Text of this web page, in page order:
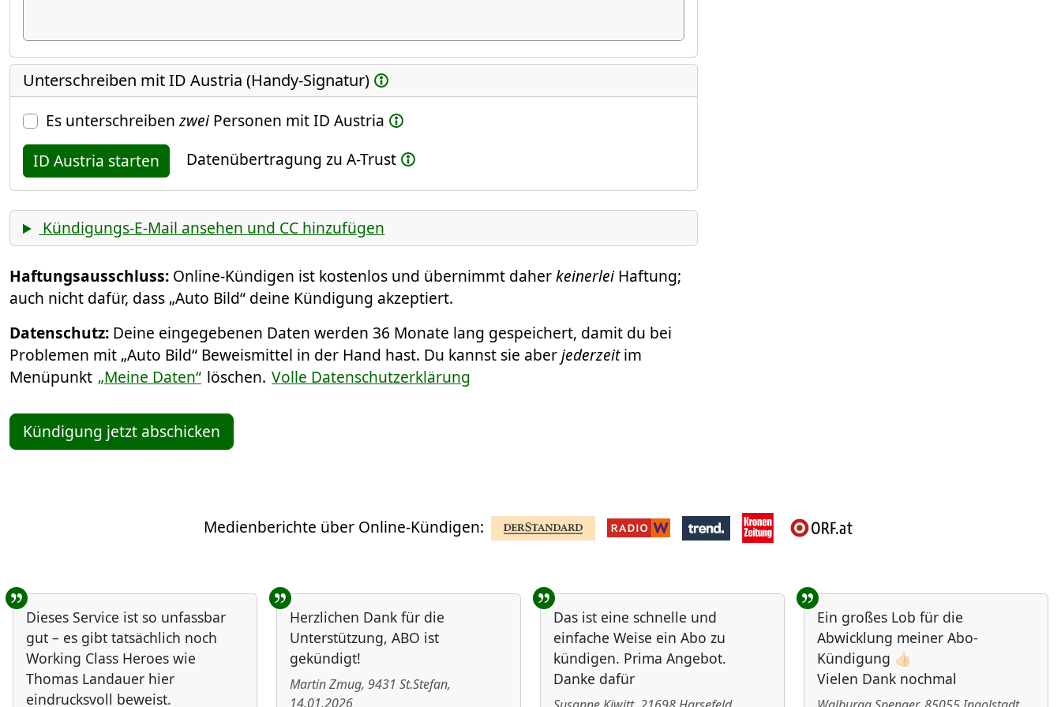
Unterschreiben mit ID Austria (Handy-Signatur)
Es unterschreibenzweiPersonen mit ID Austria
ID Austria starten
Datenübertragung zu A-Trust
Kündigungs-E-Mail ansehen und CC hinzufügen
Haftungsausschluss: Online-Kündigen ist kostenlos und übernimmt daherkeinerlei Haftung;
auch nicht dafür, dass „Auto Bild“ deine Kündigung akzeptiert.
Datenschutz: Deine eingegebenen Daten werden 36 Monate lang gespeichert, damit du bei
Problemen mit „Auto Bild“ Beweismittel in der Hand hast. Du kannst sie aberjederzeitim
Menüpunkt „Meine Daten“ löschen. Volle Datenschutzerklärung
Kündigung jetzt abschicken
Medienberichte über Online-Kündigen:
Benutzer-Rückmeldungen
Dieses Service ist so unfassbar
gut – es gibt tatsächlich noch
Working Class Heroes wie
Thomas Landauer hier
eindrucksvoll beweist.
Herzlichen Dank für die
Unterstützung, ABO ist
gekündigt!
Martin Zmug, 9431 St.Stefan,
14.01.2026
Das ist eine schnelle und
einfache Weise ein Abo zu
kündigen. Prima Angebot.
Danke dafür
Ein großes Lob für die
Abwicklung meiner Abo-
Kündigung 👍🏻
Vielen Dank nochmal